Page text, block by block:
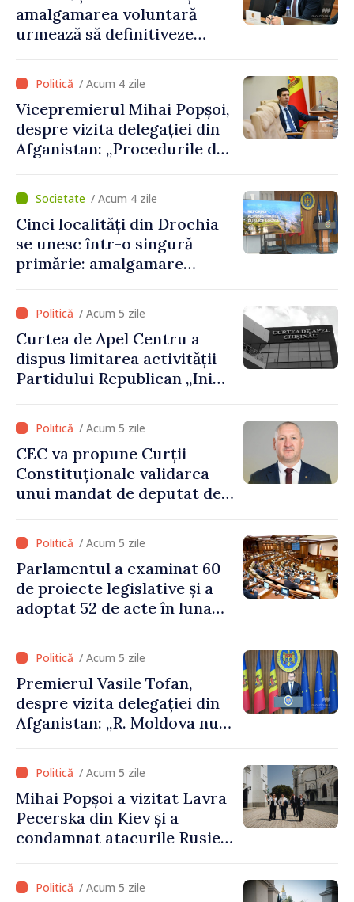
amalgamarea voluntară
urmează să definitiveze
parcursul lunii august
/ Acum 4 zile
Vicepremierul Mihai Popșoi,
despre vizita delegației din
Afganistan: „Procedurile de
respectate întocmai. Nu s-
au constatat încălcări ale
prevederilor legale”
/ Acum 4 zile
Cinci localități din Drochia
se unesc într-o singură
primărie: amalgamare
stimulente de peste 28 de
milioane de lei oferite de
Guvern
/ Acum 5 zile
Curtea de Apel Centru a
dispus limitarea activității
Partidului Republican „Inima
/ Acum 5 zile
CEC va propune Curții
Constituționale validarea
unui mandat de deputat de
/ Acum 5 zile
Parlamentul a examinat 60
de proiecte legislative și a
adoptat 52 de acte în luna
/ Acum 5 zile
Premierul Vasile Tofan,
despre vizita delegației din
Afganistan: „R. Moldova nu
talibană. Aprobarea acestei
vizite a fost o eroare de
evaluare și de coordonare
instituțională”
/ Acum 5 zile
Mihai Popșoi a vizitat Lavra
Pecerska din Kiev și a
condamnat atacurile Rusiei
cultural al Ucrainei
/ Acum 5 zile